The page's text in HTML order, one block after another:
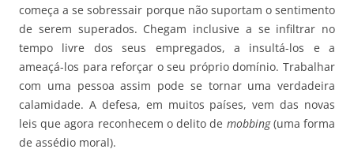
começa a se sobressair porque não suportam o sentimento
de serem superados. Chegam inclusive a se infiltrar no
tempo livre dos seus empregados, a insultá-los e a
ameaçá-los para reforçar o seu próprio domínio. Trabalhar
com uma pessoa assim pode se tornar uma verdadeira
calamidade. A defesa, em muitos países, vem das novas
leis que agora reconhecem o delito de mobbing(uma forma
de assédio moral).